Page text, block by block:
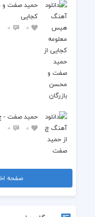
حمید صفت و
کجایی
0
0
حمید صفت -
0
0
صفحه